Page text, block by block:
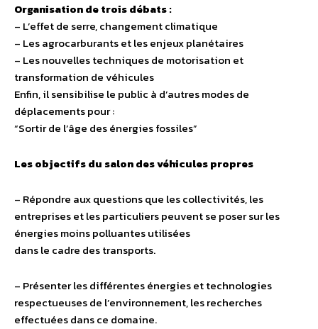
Organisation de trois débats :
– L’effet de serre, changement climatique
– Les agrocarburants et les enjeux planétaires
– Les nouvelles techniques de motorisation et
transformation de véhicules
Enfin, il sensibilise le public à d’autres modes de
déplacements pour :
“Sortir de l’âge des énergies fossiles”
Les objectifs du salon des véhicules propres
– Répondre aux questions que les collectivités, les
entreprises et les particuliers peuvent se poser sur les
énergies moins polluantes utilisées
dans le cadre des transports.
– Présenter les différentes énergies et technologies
respectueuses de l’environnement, les recherches
effectuées dans ce domaine.